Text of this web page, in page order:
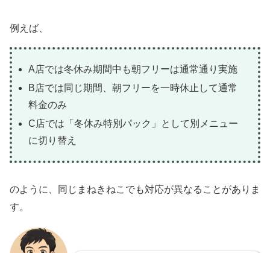
例えば、
A店では冬休み期間中も朝フリーは通常通り実施
B店では同じ期間、朝フリーを一時休止して通常
料金のみ
C店では「冬休み特別パック」として別メニュー
に切り替え
のように、同じまねきねこでも対応が異なることがありま
す。